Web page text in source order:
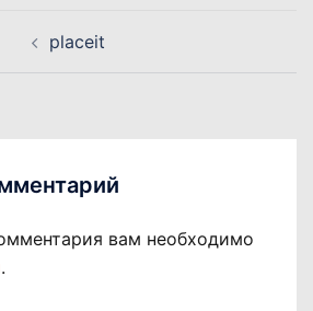
placeit
вам необходимо
.